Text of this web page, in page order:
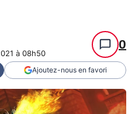
à 08h50
0
Ajoutez-nous en favori